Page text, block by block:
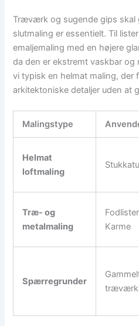
Træværk og sugende gips skal
slutmaling er essentielt. Til
emaljemaling med en højere
da den er ekstremt vaskbar og
vi typisk en helmat maling, der
arkitektoniske detaljer uden at
Malingstype
Helmat
loftmaling
Træ- og
metalmaling
Karme
Spærregrunder
træværk